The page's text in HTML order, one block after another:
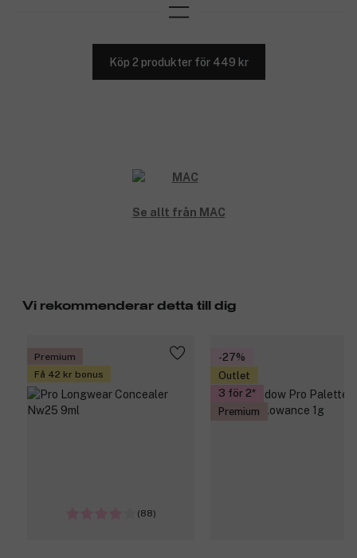
Köp 2 produkter för 449 kr
Se allt från MAC
Vi rekommenderar detta till dig
Premium
Få 42 kr bonus
(88)
-27%
Outlet
3 för 2
Premium